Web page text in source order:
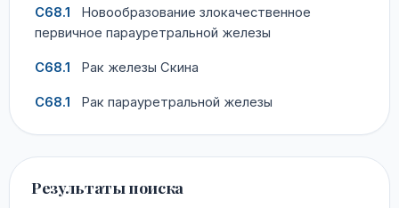
C68.1
Новообразование злокачественное
первичное парауретральной железы
C68.1 Рак железы Скина
C68.1 Рак парауретральной железы
Результаты поиска